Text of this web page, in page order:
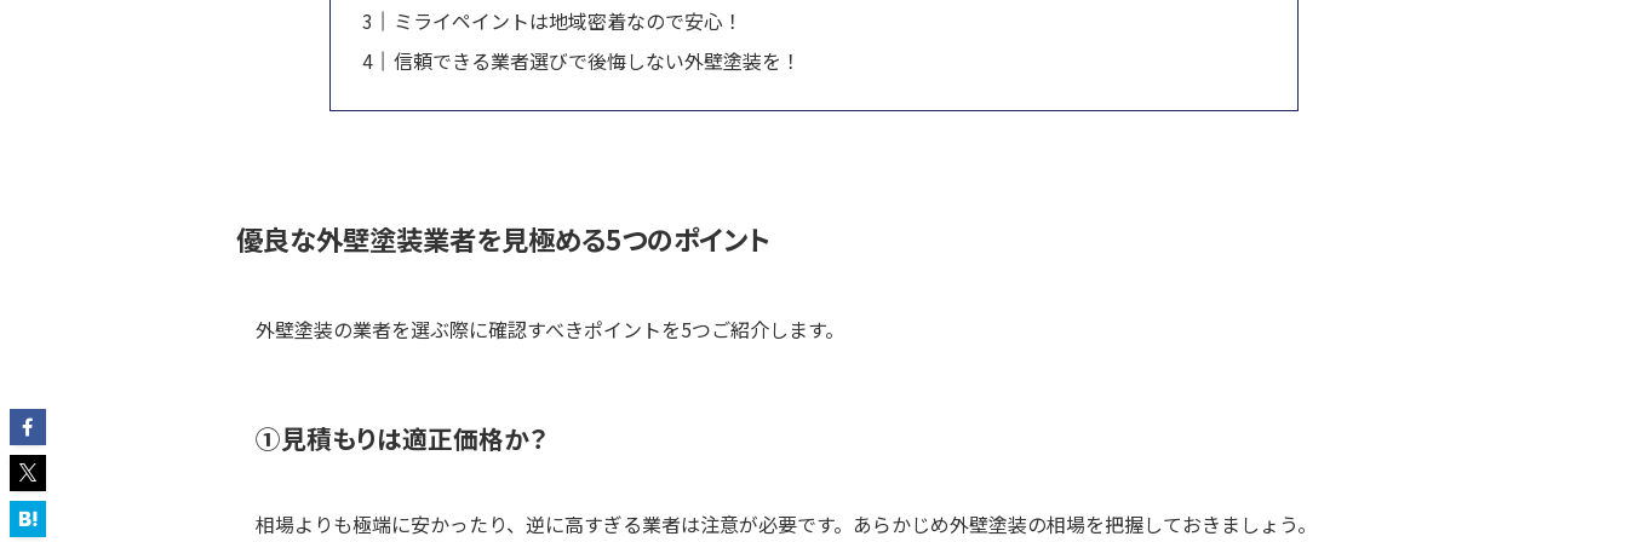
ミライペイントは地域密着なので安心！
信頼できる業者選びで後悔しない外壁塗装を！
優良な外壁塗装業者を見極める5つのポイント
外壁塗装の業者を選ぶ際に確認すべきポイントを5つご紹介します。
①見積もりは適正価格か？
相場よりも極端に安かったり、逆に高すぎる業者は注意が必要です。あらかじめ外壁塗装の相場を把握しておきましょう。